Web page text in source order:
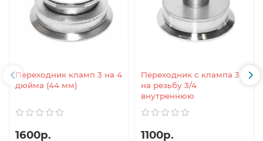
Переходник кламп 3 на 4
дюйма (44 мм)
1600р.
Переходник с клампа 3
на резьбу 3/4
внутреннюю
1100р.